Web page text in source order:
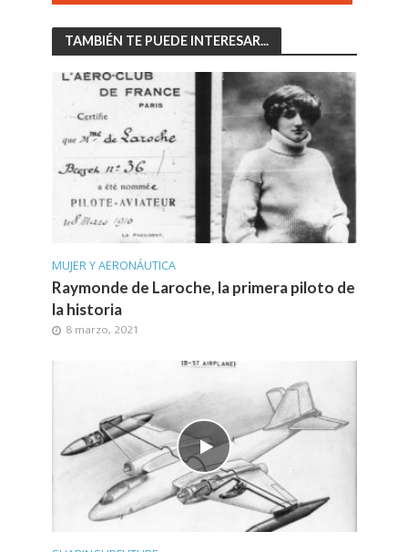
TAMBIÉN TE PUEDE INTERESAR...
MUJER Y AERONÁUTICA
Raymonde de Laroche, la primera piloto de
la historia
8 marzo, 2021